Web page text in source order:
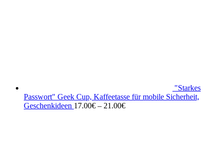
"Starkes
Passwort" Geek Cup, Kaffeetasse für mobile Sicherheit,
Geschenkideen 17.00€ – 21.00€